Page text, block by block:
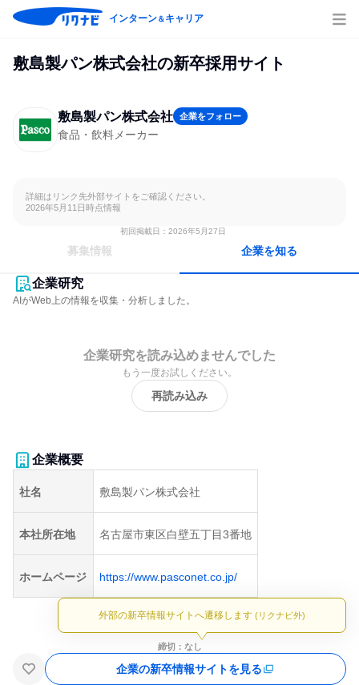
インターン＆キャリア
敷島製パン株式会社の新卒採用サイト
敷島製パン株式会社 企業をフォロー
食品・飲料メーカー
詳細はリンク先外部サイトをご確認ください。
2026年5月11日時点情報
初回掲載日：2026年5月27日
募集情報 企業を知る
企業研究
AIがWeb上の情報を収集・分析しました。
企業研究を読み込めませんでした
もう一度お試しください。
再読み込み
企業概要
社名 敷島製パン株式会社
本社所在地 名古屋市東区白壁五丁目3番地
ホームページ https://www.pasconet.co.jp/
外部の新卒情報サイトへ遷移します (リクナビ外)
締切：なし
企業の新卒情報サイトを見る